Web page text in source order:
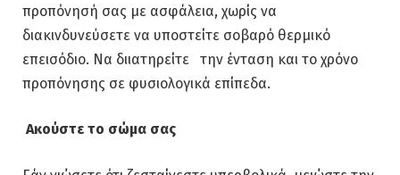
προπόνησή σας με ασφάλεια, χωρίς να
διακινδυνεύσετε να υποστείτε σοβαρό θερμικό
επεισόδιο. Να διιατηρείτε την ένταση και το χρόνο
προπόνησης σε φυσιολογικά επίπεδα.
Ακούστε το σώμα σας